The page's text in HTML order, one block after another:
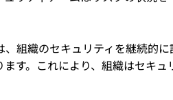
組織のセキュリティを継続的
す。これにより、組織はセキ